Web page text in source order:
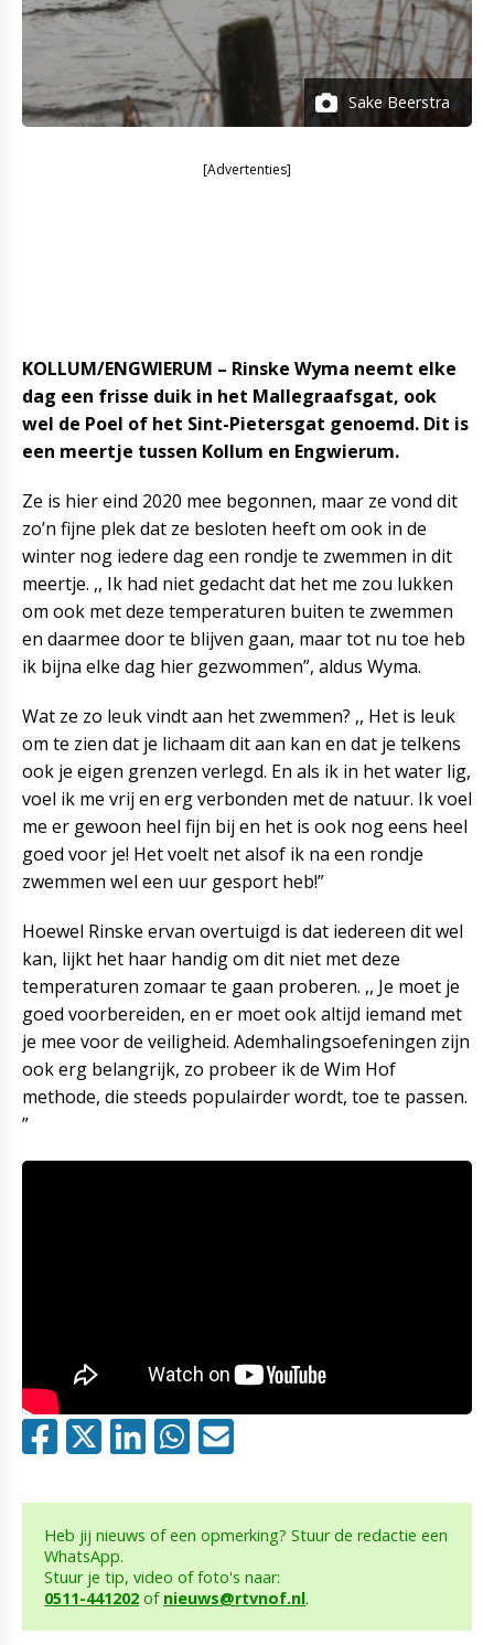
Sake Beerstra
[Advertenties]
KOLLUM/ENGWIERUM – Rinske Wyma neemt elke
dag een frisse duik in het Mallegraafsgat, ook
wel de Poel of het Sint-Pietersgat genoemd. Dit is
een meertje tussen Kollum en Engwierum.
Ze is hier eind 2020 mee begonnen, maar ze vond dit
zo’n fijne plek dat ze besloten heeft om ook in de
winter nog iedere dag een rondje te zwemmen in dit
meertje. ,, Ik had niet gedacht dat het me zou lukken
om ook met deze temperaturen buiten te zwemmen
en daarmee door te blijven gaan, maar tot nu toe heb
ik bijna elke dag hier gezwommen”, aldus Wyma.
Wat ze zo leuk vindt aan het zwemmen? ,, Het is leuk
om te zien dat je lichaam dit aan kan en dat je telkens
ook je eigen grenzen verlegd. En als ik in het water lig,
voel ik me vrij en erg verbonden met de natuur. Ik voel
me er gewoon heel fijn bij en het is ook nog eens heel
goed voor je! Het voelt net alsof ik na een rondje
zwemmen wel een uur gesport heb!”
Hoewel Rinske ervan overtuigd is dat iedereen dit wel
kan, lijkt het haar handig om dit niet met deze
temperaturen zomaar te gaan proberen. ,, Je moet je
goed voorbereiden, en er moet ook altijd iemand met
je mee voor de veiligheid. Ademhalingsoefeningen zijn
ook erg belangrijk, zo probeer ik de Wim Hof
methode, die steeds populairder wordt, toe te passen.
”
Heb jij nieuws of een opmerking? Stuur de redactie een
WhatsApp.
Stuur je tip, video of foto's naar:
0511-441202 of nieuws@rtvnof.nl.